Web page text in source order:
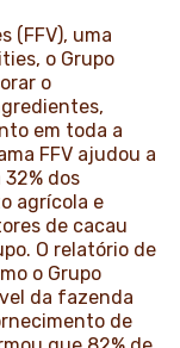
(FFV), uma
o Grupo
o
em toda a
FFV ajudou a
dos
agrícola e
de cacau
O relatório de
o Grupo
da fazenda
de